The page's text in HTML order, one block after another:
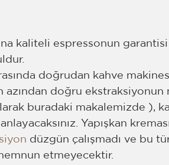
kaliteli espressonun
doğrudan kahve
doğru ekstraksiyonun
buradaki makalemizde ),
Yapışkan
düzgün çalışmadı ve bu
etmeyecektir.